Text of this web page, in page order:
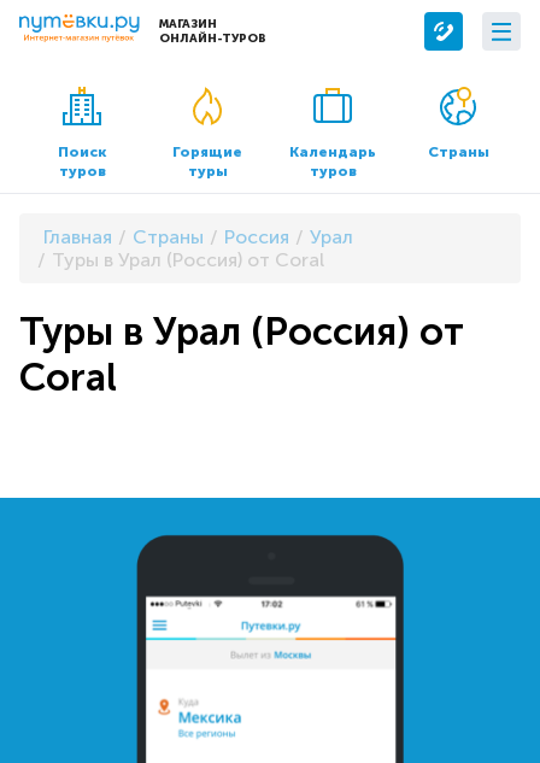
МАГАЗИН
ОНЛАЙН-ТУРОВ
Сервисы
Бронирование отелей
Трансфер
О компании
О нас
Контакты
Документы и реквизиты
Поиск
туров
Горящие
туры
Календарь
туров
Страны
Главная Страны Россия
Урал
Туры в Урал (Россия) от Coral
Туры в Урал (Россия) от
Coral